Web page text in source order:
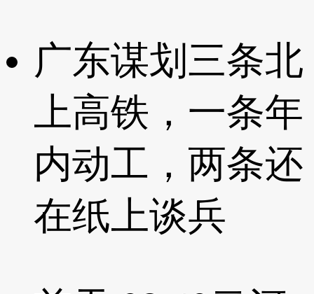
广东谋划三条北
上高铁，一条年
内动工，两条还
在纸上谈兵